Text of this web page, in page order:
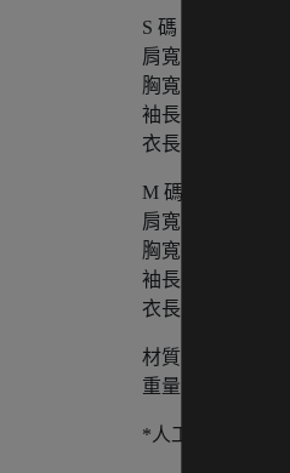
S 碼
肩寬：
胸寬平量：
袖長：
衣長：
M 碼
肩寬：
胸寬平量：
袖長：
衣長：
材質：
100%
重量：
*人工測量含 ±2